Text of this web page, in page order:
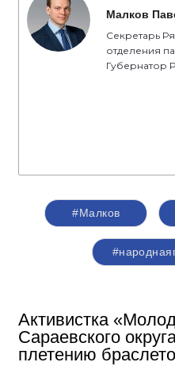
Малков
Секретарь
отделения
Губернатор
#Малков
Активистка
Сараевского
плетению